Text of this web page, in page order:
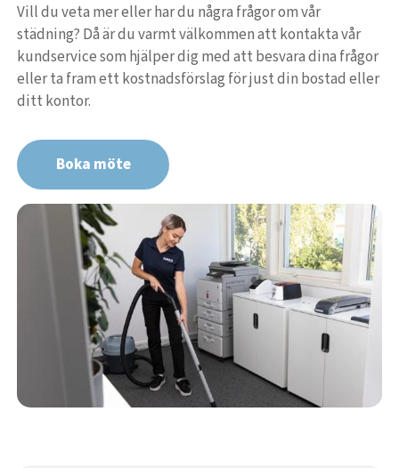
Vill du veta mer eller har du några frågor om vår
städning? Då är du varmt välkommen att kontakta vår
kundservice som hjälper dig med att besvara dina frågor
eller ta fram ett kostnadsförslag för just din bostad eller
ditt kontor.
Boka möte